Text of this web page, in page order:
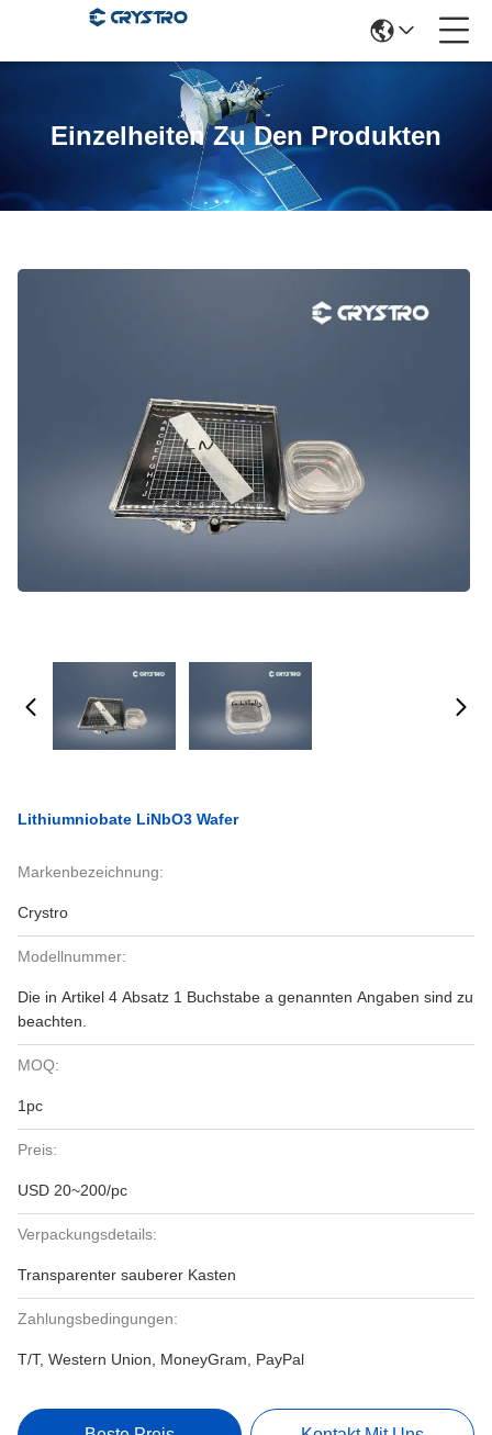
Einzelheiten Zu Den Produkten
Lithiumniobate LiNbO3 Wafer
Markenbezeichnung:
Crystro
Modellnummer:
Die in Artikel 4 Absatz 1 Buchstabe a genannten Angaben sind zu
beachten.
MOQ:
1pc
Preis:
USD 20~200/pc
Verpackungsdetails:
Transparenter sauberer Kasten
Zahlungsbedingungen:
T/T, Western Union, MoneyGram, PayPal